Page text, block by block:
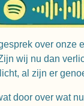
over onze
wij nu dan
al zijn er
door over wat